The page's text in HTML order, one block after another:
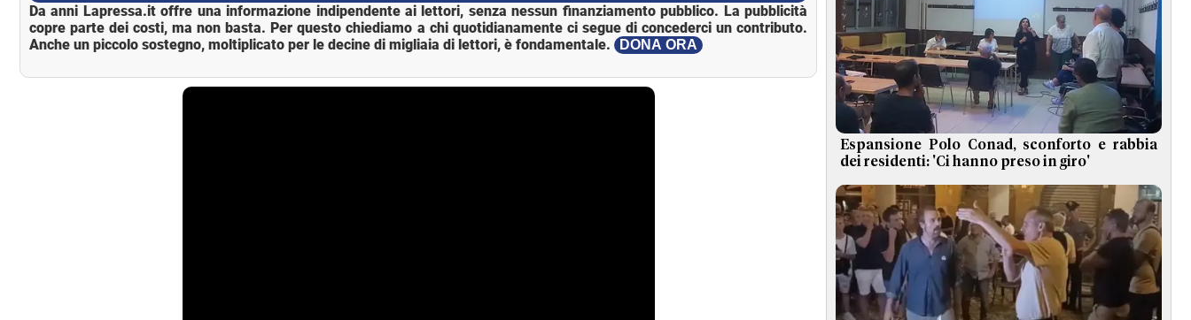
Da anni Lapressa.it offre una informazione indipendente ai lettori, senza nessun finanziamento pubblico. La pubblicità
copre parte dei costi, ma non basta. Per questo chiediamo a chi quotidianamente ci segue di concederci un contributo.
Anche un piccolo sostegno, moltiplicato per le decine di migliaia di lettori, è fondamentale.
DONA ORA
Espansione Polo Conad, sconforto e rabbia
dei residenti: 'Ci hanno preso in giro'